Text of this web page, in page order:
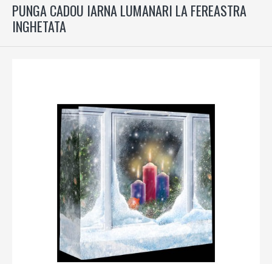
PUNGA CADOU IARNA LUMANARI LA FEREASTRA
INGHETATA